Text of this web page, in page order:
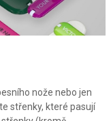
nože nebo jen
střenky, které pasují